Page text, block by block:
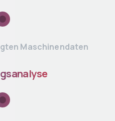
Maschinendaten